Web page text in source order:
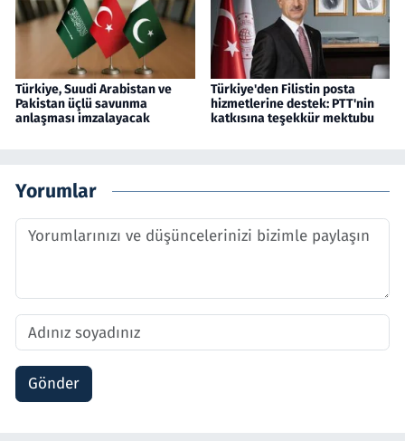
Türkiye, Suudi Arabistan ve
Pakistan üçlü savunma
anlaşması imzalayacak
Türkiye'den Filistin posta
hizmetlerine destek: PTT'nin
katkısına teşekkür mektubu
Yorumlar
Gönder